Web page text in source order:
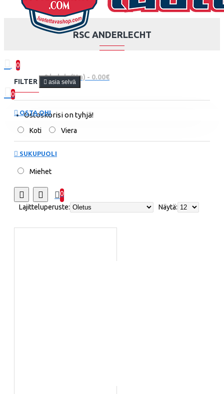
0
0 kohde(tta) - 0.00€
0
Ostoskorisi on tyhjä!
RSC ANDERLECHT
FILTER asia selvä
OSTA OHI
Koti Viera
SUKUPUOLI
Miehet
0
Lajitteluperuste:
Näytä: